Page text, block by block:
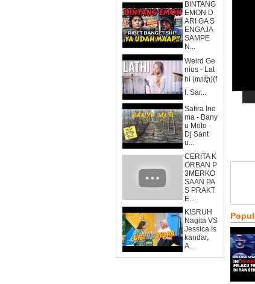
BINTANG
EMON D
ARI GA S
ENGAJA
SAMPE
N...
Weird Ge
nius - Lat
hi (ꦭꦛꦶ)(f
t. Sar...
Safira Ine
ma - Bany
u Moto -
Dj Sant
u...
CERITA K
ORBAN P
3MERKO
SAAN PA
S PRAKT
E...
KISRUH
Nagita VS
Jessica Is
kandar,
A...